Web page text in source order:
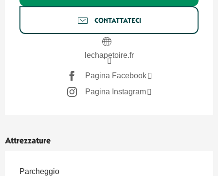
CONTATTATECI
lechapetoire.fr
Pagina Facebook
Pagina Instagram
Attrezzature
Parcheggio